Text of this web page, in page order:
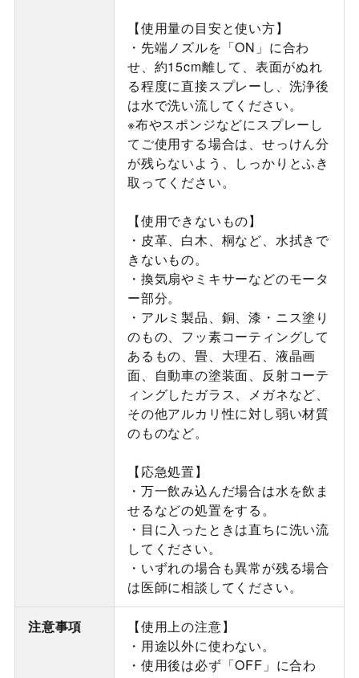
【使用量の目安と使い方】
・先端ノズルを「ON」に合わ
せ、約15cm離して、表面がぬれ
る程度に直接スプレーし、洗浄後
は水で洗い流してください。
※布やスポンジなどにスプレーし
てご使用する場合は、せっけん分
が残らないよう、しっかりとふき
取ってください。
【使用できないもの】
・皮革、白木、桐など、水拭きで
きないもの。
・換気扇やミキサーなどのモータ
ー部分。
・アルミ製品、銅、漆・ニス塗り
のもの、フッ素コーティングして
あるもの、畳、大理石、液晶画
面、自動車の塗装面、反射コーテ
ィングしたガラス、メガネなど、
その他アルカリ性に対し弱い材質
のものなど。
【応急処置】
・万一飲み込んだ場合は水を飲ま
せるなどの処置をする。
・目に入ったときは直ちに洗い流
してください。
・いずれの場合も異常が残る場合
は医師に相談してください。
注意事項
【使用上の注意】
・用途以外に使わない。
・使用後は必ず「OFF」に合わ